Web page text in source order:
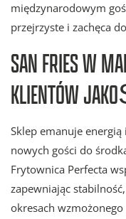
międzynarodowym
przejrzyste i zachęca
SAN FRIES W
KLIENTÓW
Sklep emanuje energią
nowych gości do
Frytownica Perfecta
zapewniając
okresach